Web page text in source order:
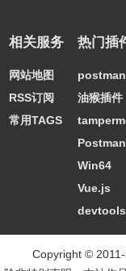
相关服务
网站地图
RSS订阅
常用TAGS
热门插
postman
油猴插件
Win64
Vue.js
devtools
Copyright ©